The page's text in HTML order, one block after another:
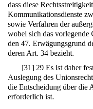
dass diese
Kommunikationsdienste
sowie Verfahren der
wobei sich das
den 47. Erwägungsgrund
deren Art. 34 bezieht.
[31] 29 Es ist daher
Auslegung des
die Entscheidung über die
erforderlich ist.